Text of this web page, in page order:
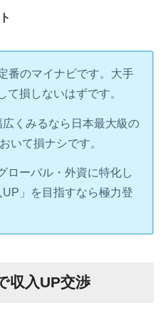
定番のマイナビです。大手
て損しないはずです。
広くみるなら日本最大級の
いて損ナシです。
ローバル・外資に特化し
」を目指すなら極力登
収入UP交渉